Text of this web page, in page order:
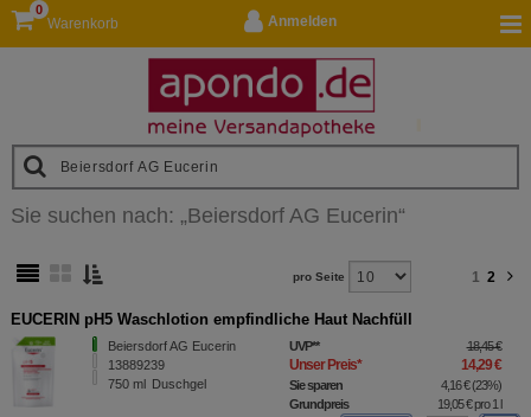
Anmelden
Warenkorb
0
Sie suchen nach: „Beiersdorf AG Eucerin“
pro Seite 1 2
EUCERIN pH5 Waschlotion empfindliche Haut Nachfüll
Beiersdorf AG Eucerin
13889239
750 ml Duschgel
UVP** 18,45 €
Unser Preis* 14,29 €
Sie sparen 4,16 € (23%)
Grundpreis
19,05 €pro 1 l